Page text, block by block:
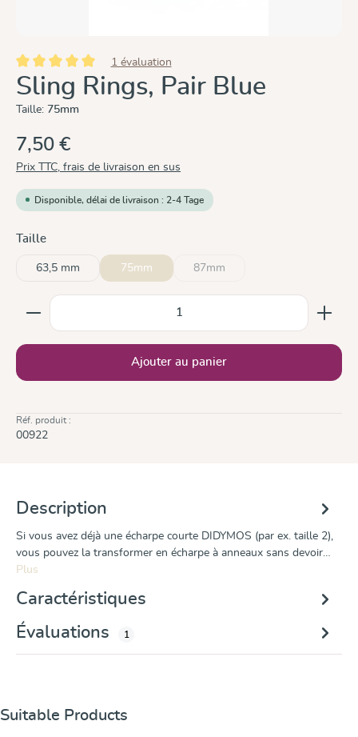
Note moyenne de 5 sur 5 étoiles
1 évaluation
Sling Rings, Pair Blue
Taille: 75mm
7,50 €
Prix TTC, frais de livraison en sus
Disponible, délai de livraison : 2-4 Tage
Sélectionnez
Taille
63,5 mm 75mm 87mm
Quantité de produit : Entrez la quantité souhaitée
Ajouter au panier
Réf. produit :
00922
Description
Si vous avez déjà une écharpe courte DIDYMOS (par ex. taille 2),
vous pouvez la transformer en écharpe à anneaux sans devoir…
Plus
Caractéristiques
Évaluations
1
Ignorer la galerie de produits
Suitable Products